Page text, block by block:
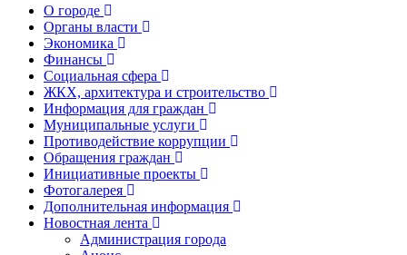
О городе
Органы власти
Экономика
Финансы
Социальная сфера
ЖКХ, архитектура и строительство
Информация для граждан
Муниципальные услуги
Противодействие коррупции
Обращения граждан
Инициативные проекты
Фотогалерея
Дополнительная информация
Новостная лента
Администрация города